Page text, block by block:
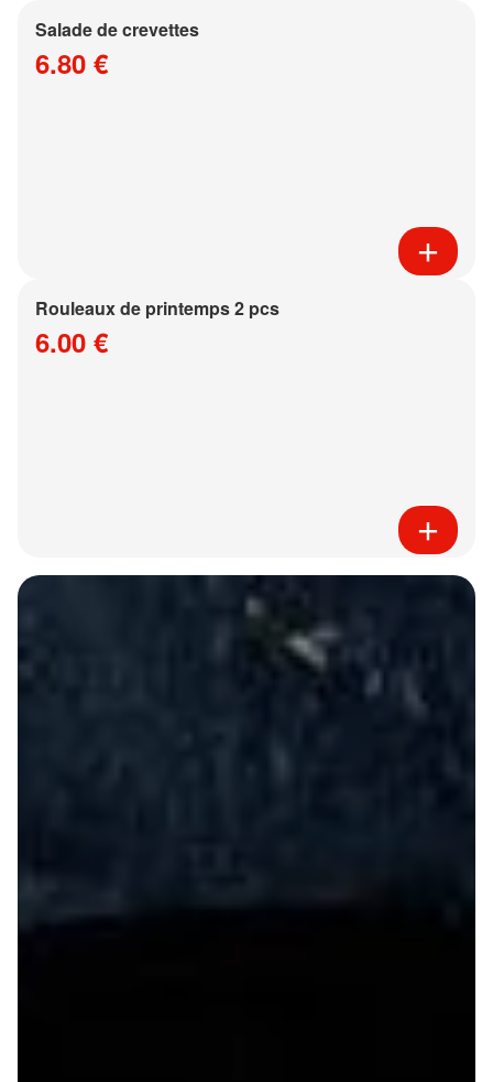
Salade de crevettes
6.80 €
Rouleaux de printemps 2 pcs
6.00 €